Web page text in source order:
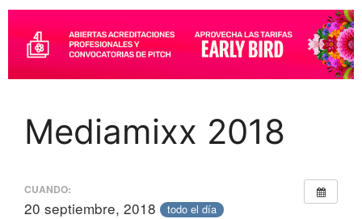
Mediamixx 2018
CUANDO:
20 septiembre, 2018 todo el día